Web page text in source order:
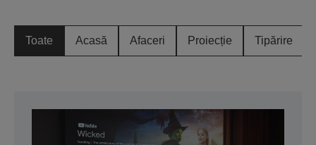
Toate Acasă Afaceri Proiecție Tipărire